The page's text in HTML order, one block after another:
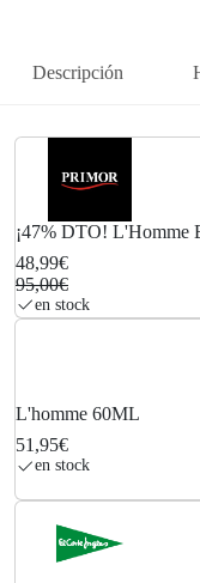
,
0
0
.
€
Descripción
¡47% DTO! L'Homme
48,99€
95,00€
en stock
L'homme 60ML
51,95€
en stock